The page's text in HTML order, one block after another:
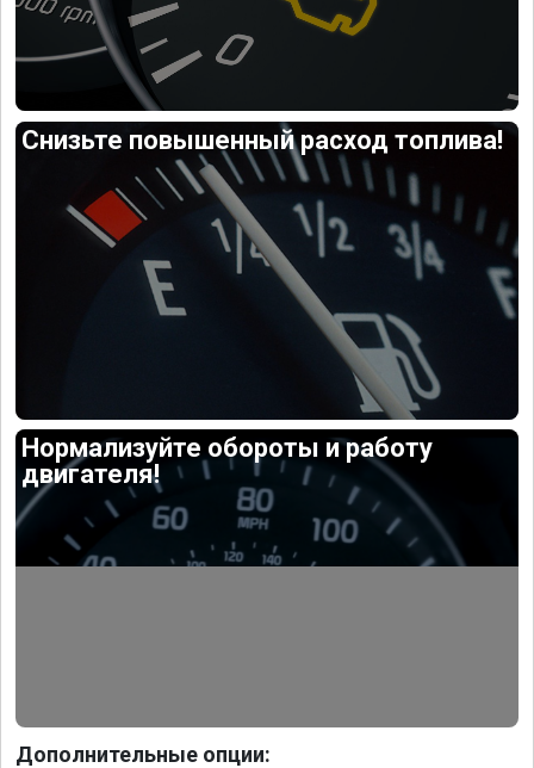
Снизьте повышенный расход топлива!
Нормализуйте обороты и работу
двигателя!
Дополнительные опции: